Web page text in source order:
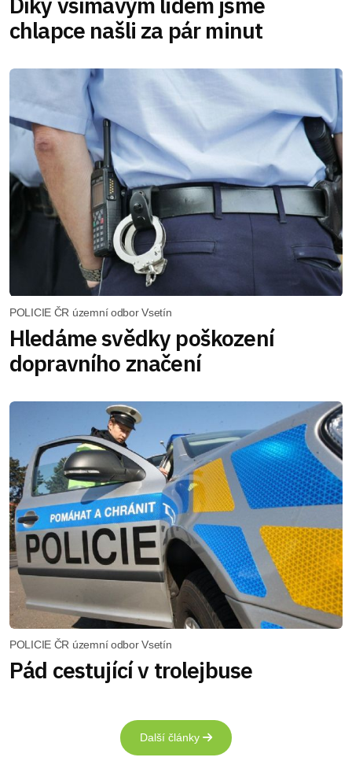
chlapce našli za pár minut
POLICIE ČR územní odbor Vsetín
Hledáme svědky poškození
dopravního značení
POLICIE ČR územní odbor Vsetín
Pád cestující v trolejbuse
Další články